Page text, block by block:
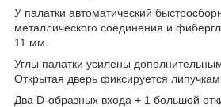
У палатки автоматический
металлического соединения и
11 мм.
Углы палатки усилены
Открытая дверь фиксируется
Два D-образных входа + 1 большой